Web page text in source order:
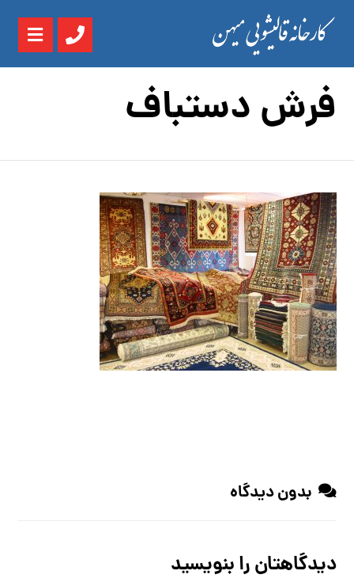
فرش دستباف
بدون دیدگاه
دیدگاهتان را بنویسید